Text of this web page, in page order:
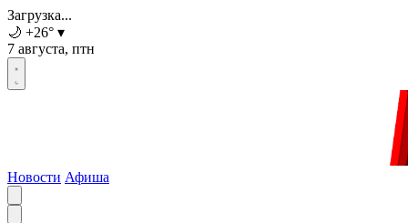
Загрузка...
🌙 +26° ▾
7 августа, птн
Новости Афиша